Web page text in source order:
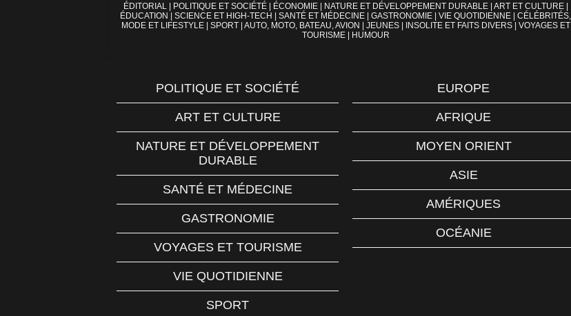
ÉDITORIAL | POLITIQUE ET SOCIÉTÉ | ÉCONOMIE | NATURE ET DÉVELOPPEMENT DURABLE | ART ET CULTURE |
ÉDUCATION | SCIENCE ET HIGH-TECH | SANTÉ ET MÉDECINE | GASTRONOMIE | VIE QUOTIDIENNE | CÉLÉBRITÉS,
MODE ET LIFESTYLE | SPORT | AUTO, MOTO, BATEAU, AVION | JEUNES | INSOLITE ET FAITS DIVERS | VOYAGES ET
TOURISME | HUMOUR
POLITIQUE ET SOCIÉTÉ
ART ET CULTURE
NATURE ET DÉVELOPPEMENT
DURABLE
SANTÉ ET MÉDECINE
GASTRONOMIE
VOYAGES ET TOURISME
VIE QUOTIDIENNE
SPORT
EUROPE
AFRIQUE
MOYEN ORIENT
ASIE
AMÉRIQUES
OCÉANIE